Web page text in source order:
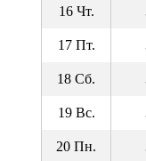
16 Чт.
17 Пт.
18 Сб.
19 Вс.
20 Пн.